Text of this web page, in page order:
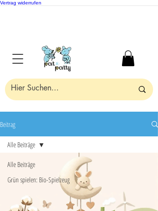
Vertrag widerrufen
Beitrag
Alle Beiträge
Grün spielen: Bio-Spielzeug
Alle Beiträge